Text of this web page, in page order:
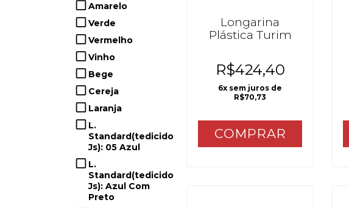
Amarelo
Verde
Vermelho
Vinho
Bege
Cereja
Laranja
L.
Standard(tedicido
Js): 05 Azul
L.
Standard(tedicido
Js): Azul Com
Preto
Longarina
Plástica Turim
R$424,40
6x sem juros de
R$70,73
COMPRAR